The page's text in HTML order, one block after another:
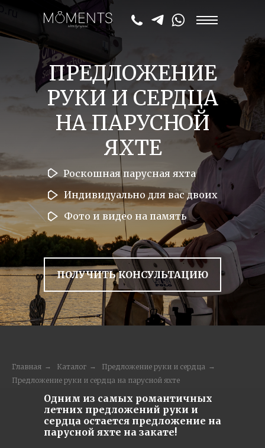
ПРЕДЛОЖЕНИЕ
РУКИ И СЕРДЦА
НА ПАРУСНОЙ
ЯХТЕ
ПОЛУЧИТЬ КОНСУЛЬТАЦИЮ
Роскошная парусная яхта
Индивидуально для вас двоих
Фото и видео на память
Главная → Каталог → Предложение руки и сердца →
Предложение руки и сердца на парусной яхте
Одним из самых романтичных
летних предложений руки и
сердца остается предложение на
парусной яхте на закате!